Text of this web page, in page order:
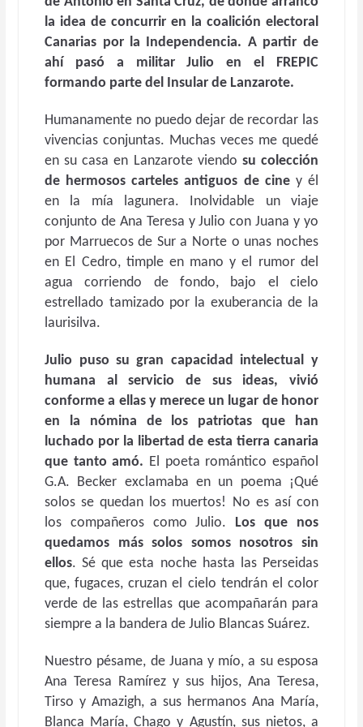
la idea de concurrir en la coalición electoral
Canarias por la Independencia. A partir de
ahí pasó a militar Julio en el FREPIC
formando parte del Insular de Lanzarote.
Humanamente no puedo dejar de recordar las
vivencias conjuntas. Muchas veces me quedé
en su casa en Lanzarote viendo su colección
de hermosos carteles antiguos de ciney él
en la mía lagunera. Inolvidable un viaje
conjunto de Ana Teresa y Julio con Juana y yo
por Marruecos de Sur a Norte o unas noches
en El Cedro, timple en mano y el rumor del
agua corriendo de fondo, bajo el cielo
estrellado tamizado por la exuberancia de la
laurisilva.
Julio puso su gran capacidad intelectual y
humana al servicio de sus ideas, vivió
conforme a ellas y merece un lugar de honor
en la nómina de los patriotas que han
luchado por la libertad de esta tierra canaria
que tanto amó. El poeta romántico español
G.A. Becker exclamaba en un poema ¡Qué
solos se quedan los muertos! No es así con
los compañeros como Julio. Los que nos
quedamos más solos somos nosotros sin
ellos. Sé que esta noche hasta las Perseidas
que, fugaces, cruzan el cielo tendrán el color
verde de las estrellas que acompañarán para
siempre a la bandera de Julio Blancas Suárez.
Nuestro pésame, de Juana y mío, a su esposa
Ana Teresa Ramírez y sus hijos, Ana Teresa,
Tirso y Amazigh, a sus hermanos Ana María,
Blanca María, Chago y Agustín, sus nietos, a